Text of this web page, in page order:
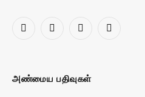
Facebook
X
YouTubeWhatsApp
அண்மைய பதிவுகள்